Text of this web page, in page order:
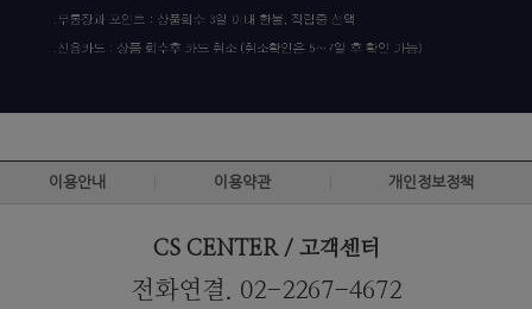
이용안내 이용약관 개인정보정책
CS CENTER / 고객센터
전화연결. 02-2267-4672